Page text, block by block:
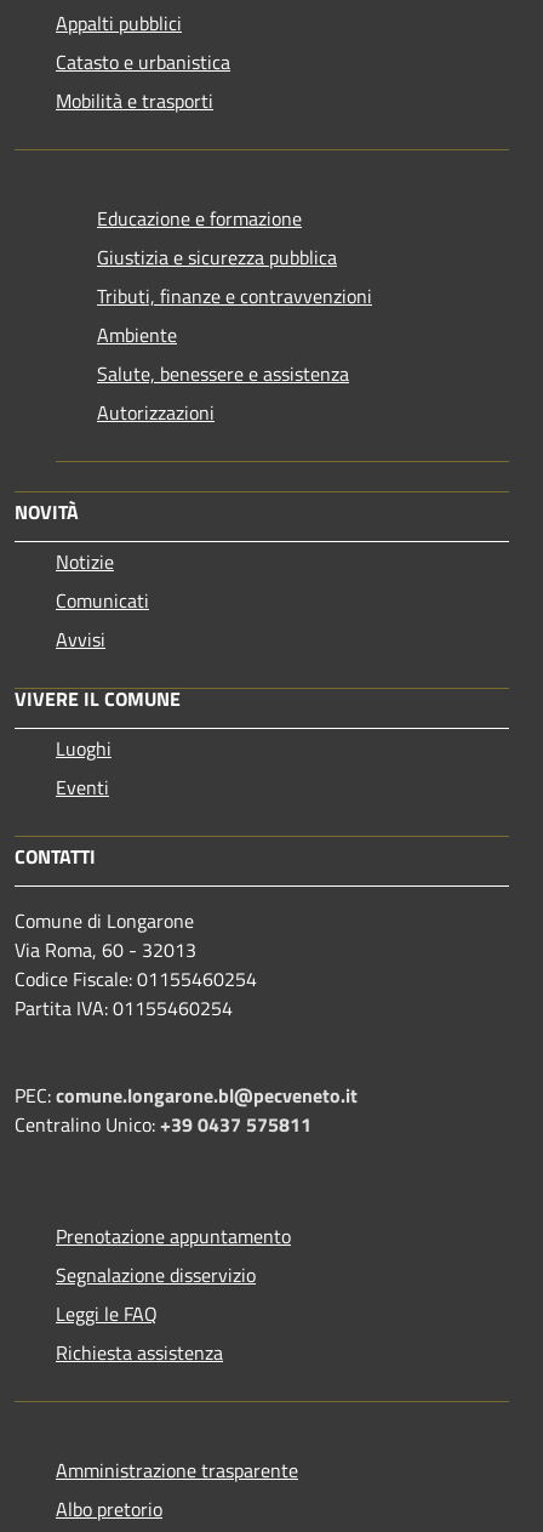
Appalti pubblici
Catasto e urbanistica
Mobilità e trasporti
Educazione e formazione
Giustizia e sicurezza pubblica
Tributi, finanze e contravvenzioni
Ambiente
Salute, benessere e assistenza
Autorizzazioni
NOVITÀ
Notizie
Comunicati
Avvisi
VIVERE IL COMUNE
Luoghi
Eventi
CONTATTI
Comune di Longarone
Via Roma, 60 - 32013
Codice Fiscale: 01155460254
Partita IVA: 01155460254
PEC:comune.longarone.bl@pecveneto.it
Centralino Unico:+39 0437 575811
Prenotazione appuntamento
Segnalazione disservizio
Leggi le FAQ
Richiesta assistenza
Amministrazione trasparente
Albo pretorio